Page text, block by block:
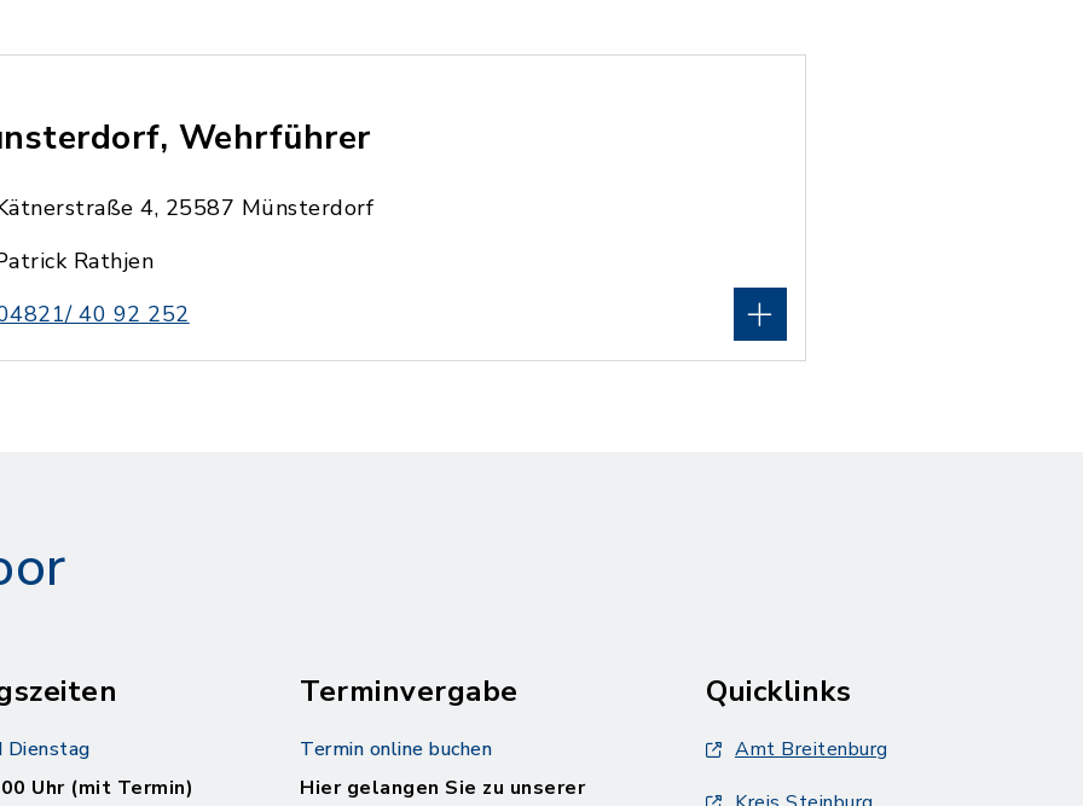
Wehrführer
4, 25587 Münsterdorf
Rathjen
40 92 252
Dienstag
Uhr (mit Termin)
Terminvergabe
Termin online buchen
Hier gelangen Sie zu unserer
Quicklinks
Amt Breitenburg